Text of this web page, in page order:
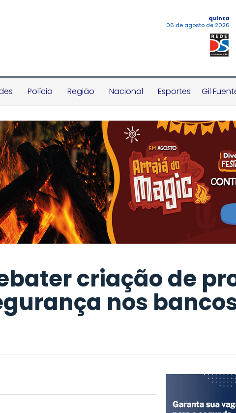
quinta
06 de agosto de 2026
Polícia Região Nacional Esportes Gil
criação de
nos